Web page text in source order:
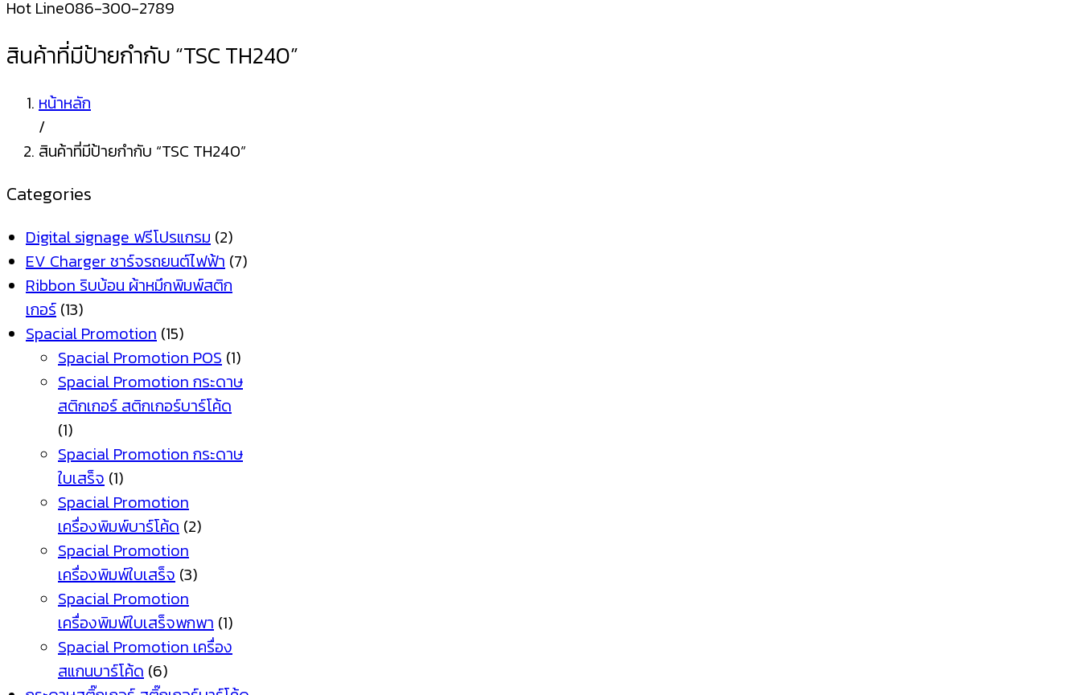
Hot Line086-300-2789
สินค้าที่มีป้ายกำกับ “TSC TH240”
หน้าหลัก
/
สินค้าที่มีป้ายกำกับ “TSC TH240”
Categories
Digital signage ฟรีโปรแกรม (2)
EV Charger ชาร์จรถยนต์ไฟฟ้า (7)
Ribbon ริบบ้อน ผ้าหมึกพิมพ์สติก
เกอร์ (13)
Spacial Promotion (15)
Spacial Promotion POS (1)
Spacial Promotion กระดาษ
สติกเกอร์ สติกเกอร์บาร์โค้ด
(1)
Spacial Promotion กระดาษ
ใบเสร็จ (1)
Spacial Promotion
เครื่องพิมพ์บาร์โค้ด (2)
Spacial Promotion
เครื่องพิมพ์ใบเสร็จ (3)
Spacial Promotion
เครื่องพิมพ์ใบเสร็จพกพา (1)
Spacial Promotion เครื่อง
สแกนบาร์โค้ด (6)